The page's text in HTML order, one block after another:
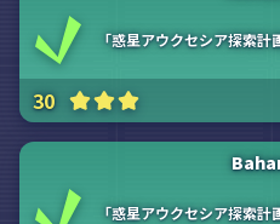
「惑星アウクセシア探索
30
「惑星アウクセシア探索